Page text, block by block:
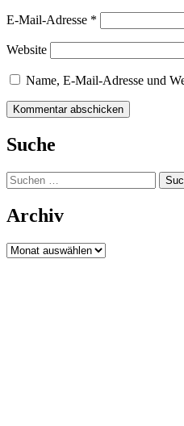
E-Mail-Adresse *
Website
Name, E-Mail-Adresse und
Suche
Suchen
nach:
Archiv
Archiv